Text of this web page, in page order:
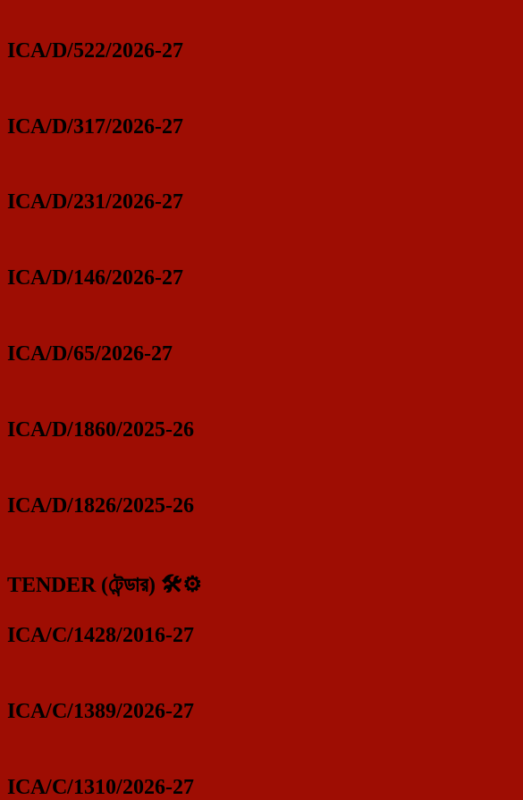
ICA/D/522/2026-27
ICA/D/317/2026-27
ICA/D/231/2026-27
ICA/D/146/2026-27
ICA/D/65/2026-27
ICA/D/1860/2025-26
ICA/D/1826/2025-26
TENDER (টেন্ডার) 🛠️⚙️
ICA/C/1428/2016-27
ICA/C/1389/2026-27
ICA/C/1310/2026-27